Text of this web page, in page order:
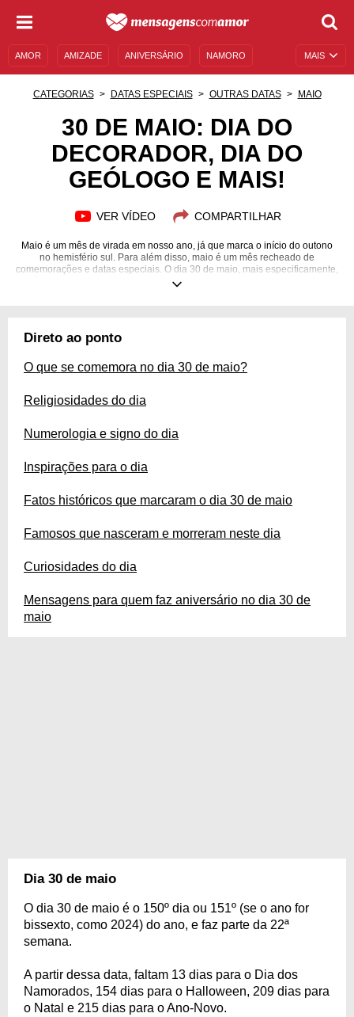
MAIS
AMOR AMIZADE ANIVERSÁRIO NAMORO
MENSAGENS E FRASES MENSAGENS DE ANIVERSÁRIO
ENTRETENIMENTO FAMOSOS BÍBLIA
CATEGORIAS DATAS ESPECIAIS OUTRAS DATAS MAIO
30 DE MAIO: DIA DO
DECORADOR, DIA DO
GEÓLOGO E MAIS!
VER VÍDEO COMPARTILHAR
Maio é um mês de virada em nosso ano, já que marca o início do outono
no hemisfério sul. Para além disso, maio é um mês recheado de
comemorações e datas especiais. O dia 30 de maio, mais especificamente,
não marca nenhum feriado nacional, mas traz consigo algumas datas
fatos históricos e muito mais. Confira!
Direto ao ponto
O que se comemora no dia 30 de maio?
Religiosidades do dia
Numerologia e signo do dia
Inspirações para o dia
Fatos históricos que marcaram o dia 30 de maio
Famosos que nasceram e morreram neste dia
Curiosidades do dia
Mensagens para quem faz aniversário no dia 30 de
maio
Dia 30 de maio
O dia 30 de maio é o 150º dia ou 151º (se o ano for
bissexto, como 2024) do ano, e faz parte da 22ª
semana.
A partir dessa data, faltam 13 dias para o Dia dos
Namorados, 154 dias para o Halloween, 209 dias para
o Natal e 215 dias para o Ano-Novo.